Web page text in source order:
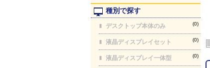
種別で探す
デスクトップ本体のみ (0)
液晶ディスプレイセット (0)
液晶ディスプレイ一体型 (0)